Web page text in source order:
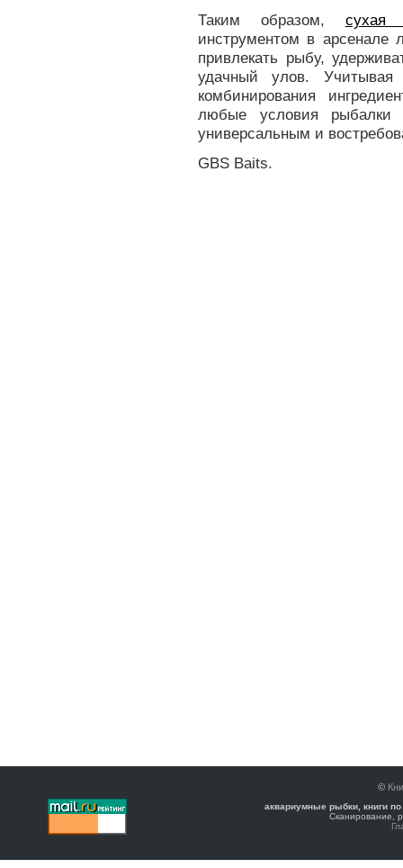
Таким образом, сухая
инструментом в арсенале
привлекать рыбу,
удачный улов. Учитывая
комбинирования
любые условия рыбалки
универсальным и
GBS Baits.
©
аквариумные рыбки, книги
Сканирование,